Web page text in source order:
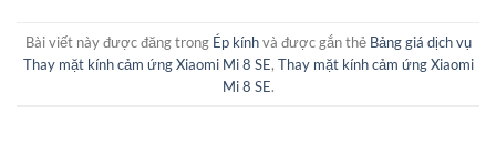
Bài viết này được đăng trong Ép kínhvà được gắn thẻ Bảng giá dịch vụ
Thay mặt kính cảm ứng Xiaomi Mi 8 SE, Thay mặt kính cảm ứng Xiaomi
Mi 8 SE.